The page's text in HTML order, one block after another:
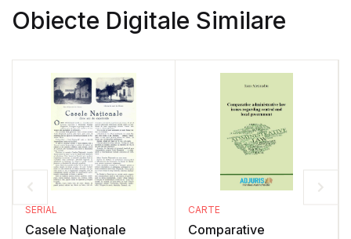
Obiecte Digitale Similare
SERIAL
Casele Naţionale
CARTE
Comparative